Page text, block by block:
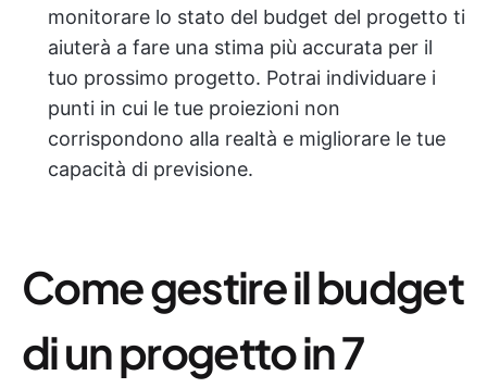
monitorare lo stato del budget del progetto ti
aiuterà a fare una stima più accurata per il
tuo prossimo progetto. Potrai individuare i
punti in cui le tue proiezioni non
corrispondono alla realtà e migliorare le tue
capacità di previsione.
Come gestire il budget
di un progetto in 7